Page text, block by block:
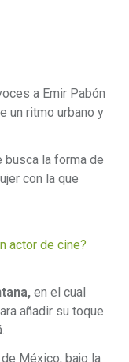
a Emir Pabón
un ritmo urbano y
busca la forma de
con la que
actor de cine?
en el cual
añadir su toque
México, bajo la